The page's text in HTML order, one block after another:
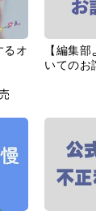
るオ
【編集
いてのお